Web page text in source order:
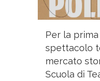
Per la
spettacolo
mercato
Scuola di